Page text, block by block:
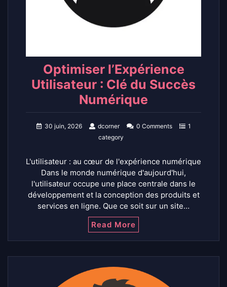
Optimiser l’Expérience
Utilisateur : Clé du Succès
Numérique
30 juin, 2026 dcorner 0 Comments
1
category
L'utilisateur : au cœur de l'expérience numérique
Dans le monde numérique d'aujourd'hui,
l'utilisateur occupe une place centrale dans le
développement et la conception des produits et
services en ligne. Que ce soit sur un site…
Read More